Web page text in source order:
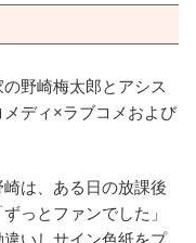
野崎梅太郎とアシス
ディ×ラブコメおよび
は、ある日の放課後
っとファンでした」